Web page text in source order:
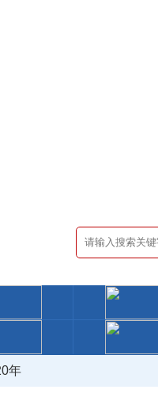
年